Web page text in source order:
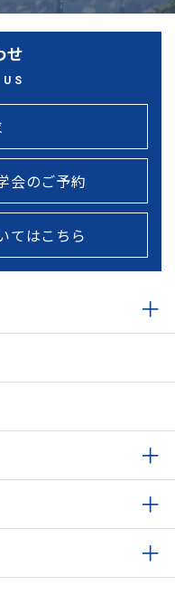
せ
会のご予約
てはこちら